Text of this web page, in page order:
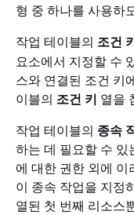
형 중 하나를 사용하
작업 테이블의 조건
요소에서 지정할 수
스와 연결된 조건 키
이블의 조건 키 열을
작업 테이블의 종속
하는 데 필요할 수 있
에 대한 권한 외에 이
이 종속 작업을 지정
열된 첫 번째 리소스